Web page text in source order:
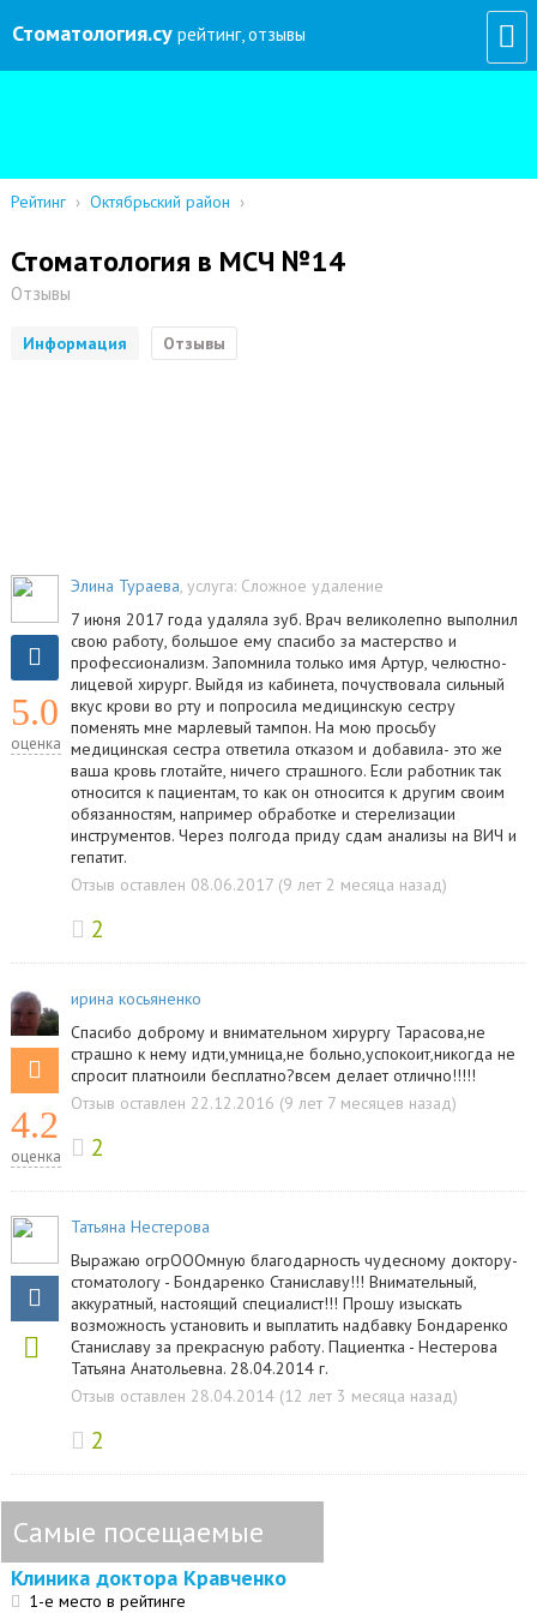
Стоматология.су рейтинг, отзывы
Рейтинг › Октябрьский район ›
Стоматология в МСЧ №14
Отзывы
Информация Отзывы
5.0
оценка
Элина Тураева, услуга: Сложное удаление
7 июня 2017 года удаляла зуб. Врач великолепно выполнил
свою работу, большое ему спасибо за мастерство и
профессионализм. Запомнила только имя Артур, челюстно-
лицевой хирург. Выйдя из кабинета, почуствовала сильный
вкус крови во рту и попросила медицинскую сестру
поменять мне марлевый тампон. На мою просьбу
медицинская сестра ответила отказом и добавила- это же
ваша кровь глотайте, ничего страшного. Если работник так
относится к пациентам, то как он относится к другим своим
обязанностям, например обработке и стерелизации
инструментов. Через полгода приду сдам анализы на ВИЧ и
гепатит.
Отзыв оставлен 08.06.2017 (9 лет 2 месяца назад)
2
4.2
оценка
ирина косьяненко
Спасибо доброму и внимательном хирургу Тарасова,не
страшно к нему идти,умница,не больно,успокоит,никогда не
спросит платноили бесплатно?всем делает отлично!!!!!
Отзыв оставлен 22.12.2016 (9 лет 7 месяцев назад)
2
Татьяна Нестерова
Выражаю огрОООмную благодарность чудесному доктору-
стоматологу - Бондаренко Станиславу!!! Внимательный,
аккуратный, настоящий специалист!!! Прошу изыскать
возможность установить и выплатить надбавку Бондаренко
Станиславу за прекрасную работу. Пациентка - Нестерова
Татьяна Анатольевна. 28.04.2014 г.
Отзыв оставлен 28.04.2014 (12 лет 3 месяца назад)
2
Самые посещаемые
Клиника доктора Кравченко
1-е место в рейтинге